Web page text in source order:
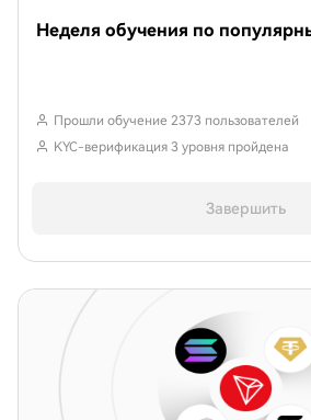
Неделя обучения по
Прошли обучение 2373 пользователей
KYC-верификация 3 уровня пройдена
Завершить